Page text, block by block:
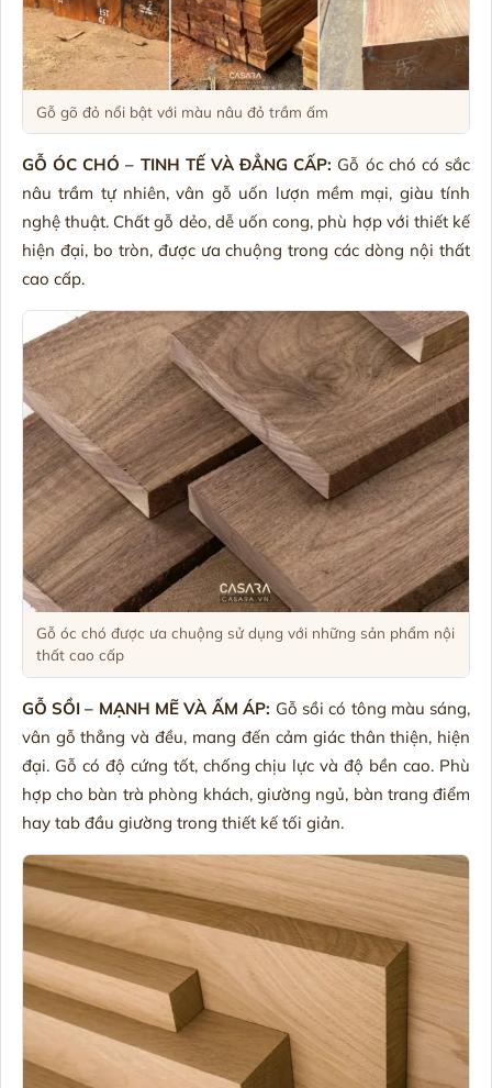
Gỗ gõ đỏ nổi bật với màu nâu đỏ trầm ấm
GỖ ÓC CHÓ – TINH TẾ VÀ ĐẲNG CẤP: Gỗ óc chó có sắc
nâu trầm tự nhiên, vân gỗ uốn lượn mềm mại, giàu tính
nghệ thuật. Chất gỗ dẻo, dễ uốn cong, phù hợp với thiết kế
hiện đại, bo tròn, được ưa chuộng trong các dòng nội thất
cao cấp.
Gỗ óc chó được ưa chuộng sử dụng với những sản phẩm nội
thất cao cấp
GỖ SỒI – MẠNH MẼ VÀ ẤM ÁP: Gỗ sồi có tông màu sáng,
vân gỗ thẳng và đều, mang đến cảm giác thân thiện, hiện
đại. Gỗ có độ cứng tốt, chống chịu lực và độ bền cao. Phù
hợp cho bàn trà phòng khách, giường ngủ, bàn trang điểm
hay tab đầu giường trong thiết kế tối giản.